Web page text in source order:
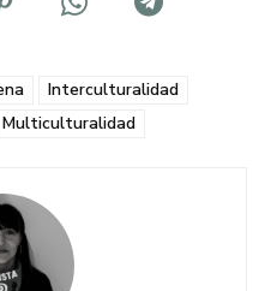
Interculturalidad
Multiculturalidad